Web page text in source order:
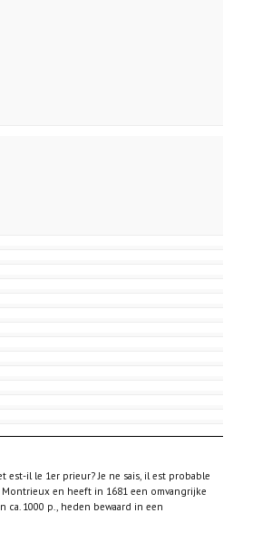
est-il le 1er prieur? Je ne sais, il est probable
Montrieux en heeft in 1681 een omvangrijke
1000 p., heden bewaard in een